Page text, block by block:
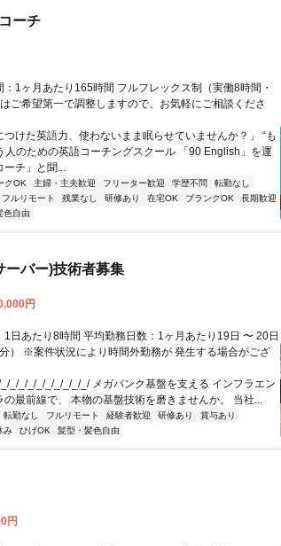
ーチ
1ヶ月あたり165時間 フルフレックス制（実働8時間・
ご希望第一で調整しますので、お気軽にご相談くださ
けた英語力、使わないまま眠らせていませんか？」 “も
人のための英語コーチングスクール 「90 English」を運
ーチ」と聞...
クOK 主婦・主夫歓迎 フリーター歓迎 学歴不問
転勤なし
フルリモート 残業なし 研修あり 在宅OK ブランクOK
長期歓迎
色自由
ーバー)技術者募集
円
日あたり8時間 平均勤務日数：1ヶ月あたり19日 〜 20日
） ※案件状況により時間外勤務が 発生する場合がござ
_/_/_/_/_/_/_/_/_/ メガバンク基盤を支える インフラエン
の最前線で、 本物の基盤技術を磨きませんか。 当社...
転勤なし フルリモート 経験者歓迎 研修あり
賞与あり
み ひげOK 髪型・髪色自由
円